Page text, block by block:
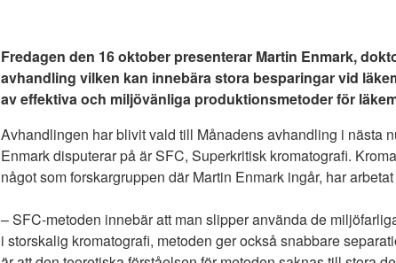
Fredagen den 16 oktober presenterar Martin Enmark,
avhandling vilken kan innebära stora besparingar vid
av effektiva och miljövänliga produktionsmetoder för
Avhandlingen har blivit vald till Månadens avhandling i nästa
Enmark disputerar på är SFC, Superkritisk kromatografi.
något som forskargruppen där Martin Enmark ingår, har
– SFC-metoden innebär att man slipper använda de
i storskalig kromatografi, metoden ger också snabbare